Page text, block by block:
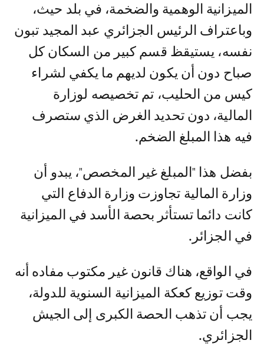
الميزانية الوهمية والضخمة، في بلد حيث،
وباعتراف الرئيس الجزائري عبد المجيد تبون
نفسه، يستيقظ قسم كبير من السكان كل
صباح دون أن يكون لديهم ما يكفي لشراء
كيس من الحليب، تم تخصيصه لوزارة
المالية، دون تحديد الغرض الذي ستصرف
فيه هذا المبلغ الضخم.
بفضل هذا "المبلغ غير المخصص"، يبدو أن
وزارة المالية تجاوزت وزارة الدفاع التي
كانت دائما تستأثر بحصة الأسد في الميزانية
في الجزائر.
في الواقع، هناك قانون غير مكتوب مفاده أنه
وقت توزيع كعكة الميزانية السنوية للدولة،
يجب أن تذهب الحصة الكبرى إلى الجيش
الجزائري.